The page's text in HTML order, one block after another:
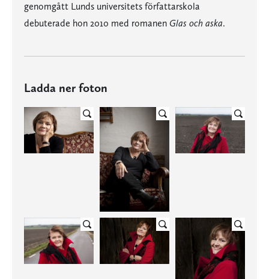
genomgått Lunds universitets författarskola
debuterade hon 2010 med romanen Glas och aska.
Ladda ner foton